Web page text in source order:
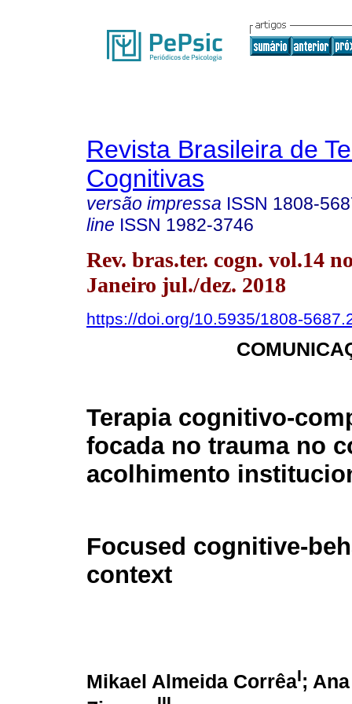
Revista Brasileira de
Cognitivas
versão impressa ISSN 1808-
line ISSN 1982-3746
Rev. bras.ter. cogn. vol.14
Janeiro jul./dez. 2018
https://doi.org/10.5935/1808-
Terapia cognitivo-
focada no trauma no
acolhimento
Focused cognitive-
context
Mikael Almeida CorrêaI;